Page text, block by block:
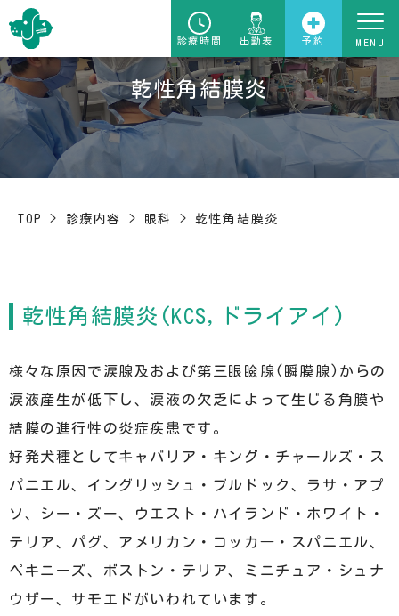
診療時間 出勤表 予約
乾性角結膜炎
TOP > 診療内容 > 眼科 > 乾性角結膜炎
乾性角結膜炎(KCS,ドライアイ)
様々な原因で涙腺及および第三眼瞼腺(瞬膜腺)からの
涙液産生が低下し、涙液の欠乏によって生じる角膜や
結膜の進行性の炎症疾患です。
好発犬種としてキャバリア・キング・チャールズ・ス
パニエル、イングリッシュ・ブルドック、ラサ・アプ
ソ、シー・ズー、ウエスト・ハイランド・ホワイト・
テリア、パグ、アメリカン・コッカ―・スパニエル、
ペキニーズ、ボストン・テリア、ミニチュア・シュナ
ウザー、サモエドがいわれています。